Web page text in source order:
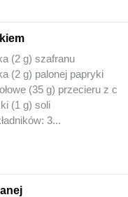
(2 g) szafranu
(2 g) palonej papryki
(35 g) przecieru z
(1 g) soli
3...